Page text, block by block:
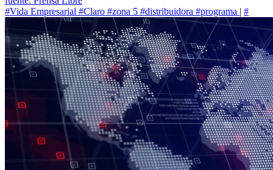
#Vida Empresarial #Claro #zona 5 #distribuidora #programa | #